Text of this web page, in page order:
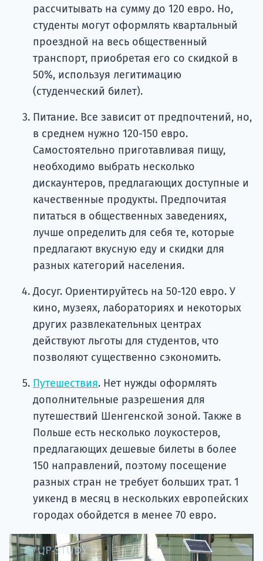
рассчитывать на сумму до 120 евро. Но,
студенты могут оформлять квартальный
проездной на весь общественный
транспорт, приобретая его со скидкой в
50%, используя легитимацию
(студенческий билет).
Питание. Все зависит от предпочтений, но,
в среднем нужно 120-150 евро.
Самостоятельно приготавливая пищу,
необходимо выбрать несколько
дискаунтеров, предлагающих доступные и
качественные продукты. Предпочитая
питаться в общественных заведениях,
лучше определить для себя те, которые
предлагают вкусную еду и скидки для
разных категорий населения.
Досуг. Ориентируйтесь на 50-120 евро. У
кино, музеях, лабораториях и некоторых
других развлекательных центрах
действуют льготы для студентов, что
позволяют существенно сэкономить.
Путешествия. Нет нужды оформлять
дополнительные разрешения для
путешествий Шенгенской зоной. Также в
Польше есть несколько лоукостеров,
предлагающих дешевые билеты в более
150 направлений, поэтому посещение
разных стран не требует больших трат. 1
уикенд в месяц в нескольких европейских
городах обойдется в менее 70 евро.